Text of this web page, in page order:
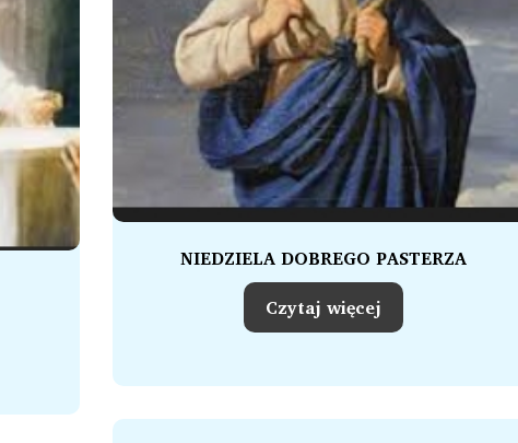
NIEDZIELA DOBREGO PASTERZA
Czytaj więcej